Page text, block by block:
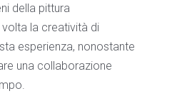
della pittura
la creatività di
esperienza, nonostante
una collaborazione